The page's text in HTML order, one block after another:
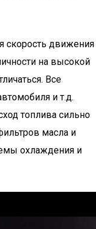
скорость движения
на высокой
Все
и т.д.
топлива сильно
масла и
охлаждения и